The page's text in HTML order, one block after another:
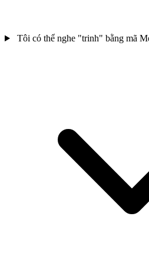
Tôi có thể nghe "trinh" bằng mã